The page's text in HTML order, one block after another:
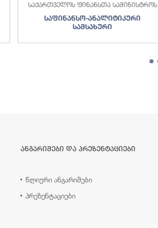
საქართველოს ფინანსთა სამინისტროს
საფინანსო-ანალიტიკური
სამსახური
ანგარიშები და პრეზენტაციები
წლიური ანგარიშები
პრეზენტაციები